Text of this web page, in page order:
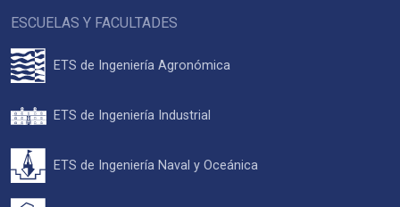
ESCUELAS Y FACULTADES
ETS de Ingeniería Agronómica
ETS de Ingeniería Industrial
ETS de Ingeniería Naval y Oceánica